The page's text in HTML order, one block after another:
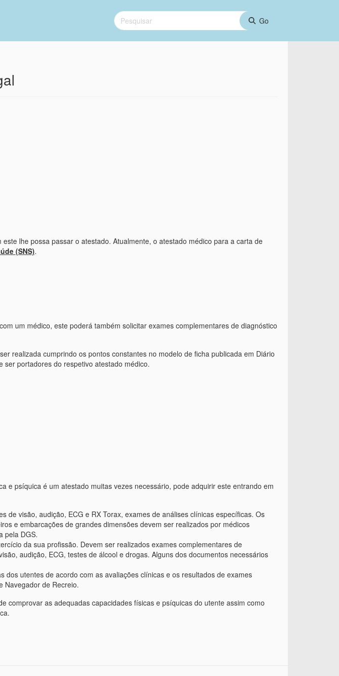
este lhe possa passar o atestado. Atualmente, o atestado médico para a carta de
(SNS).
um médico, este poderá também solicitar exames complementares de diagnóstico
realizada cumprindo os pontos constantes no modelo de ficha publicada em Diário
portadores do respetivo atestado médico.
e psíquica é um atestado muitas vezes necessário, pode adquirir este entrando em
de visão, audição, ECG e RX Torax, exames de análises clínicas específicas. Os
e embarcações de grandes dimensões devem ser realizados por médicos
pela DGS.
da sua profissão. Devem ser realizados exames complementares de
audição, ECG, testes de álcool e drogas. Alguns dos documentos necessários
dos utentes de acordo com as avaliações clínicas e os resultados de exames
Navegador de Recreio.
comprovar as adequadas capacidades físicas e psíquicas do utente assim como